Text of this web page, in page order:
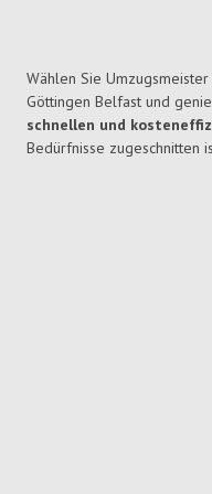
Wählen Sie
Göttingen Belfast und
schnellen und
Bedürfnisse zugeschnitten